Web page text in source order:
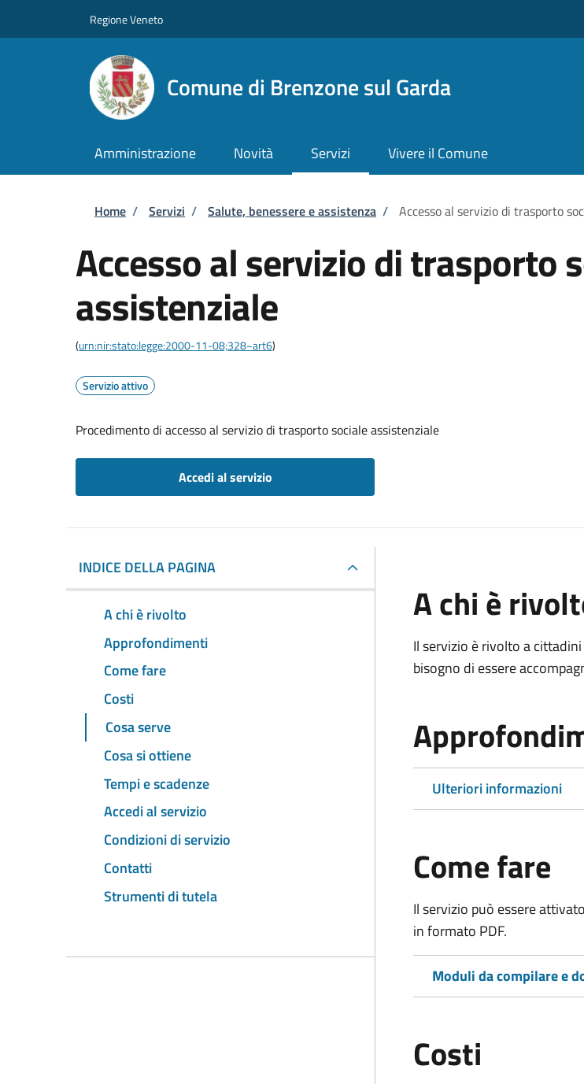
Regione Veneto
Comune di Brenzone sul Garda
Amministrazione Novità Servizi Vivere il Comune
Briciole di pane
Home / Servizi / Salute, benessere e assistenza / Accesso al servizio di trasporto
Accesso al servizio di trasporto
assistenziale
(urn:nir:stato:legge:2000-11-08;328~art6)
Servizio attivo
Procedimento di accesso al servizio di trasporto sociale assistenziale
Accedi al servizio
INDICE DELLA PAGINA
A chi è rivolto
Approfondimenti
Come fare
Costi
Cosa serve
Cosa si ottiene
Tempi e scadenze
Accedi al servizio
Condizioni di servizio
Contatti
Strumenti di tutela
A chi è
Il servizio è rivolto a
bisogno di essere
Ulteriori informazioni
Come fare
Il servizio può essere
in formato PDF.
Moduli da compilare e
Costi